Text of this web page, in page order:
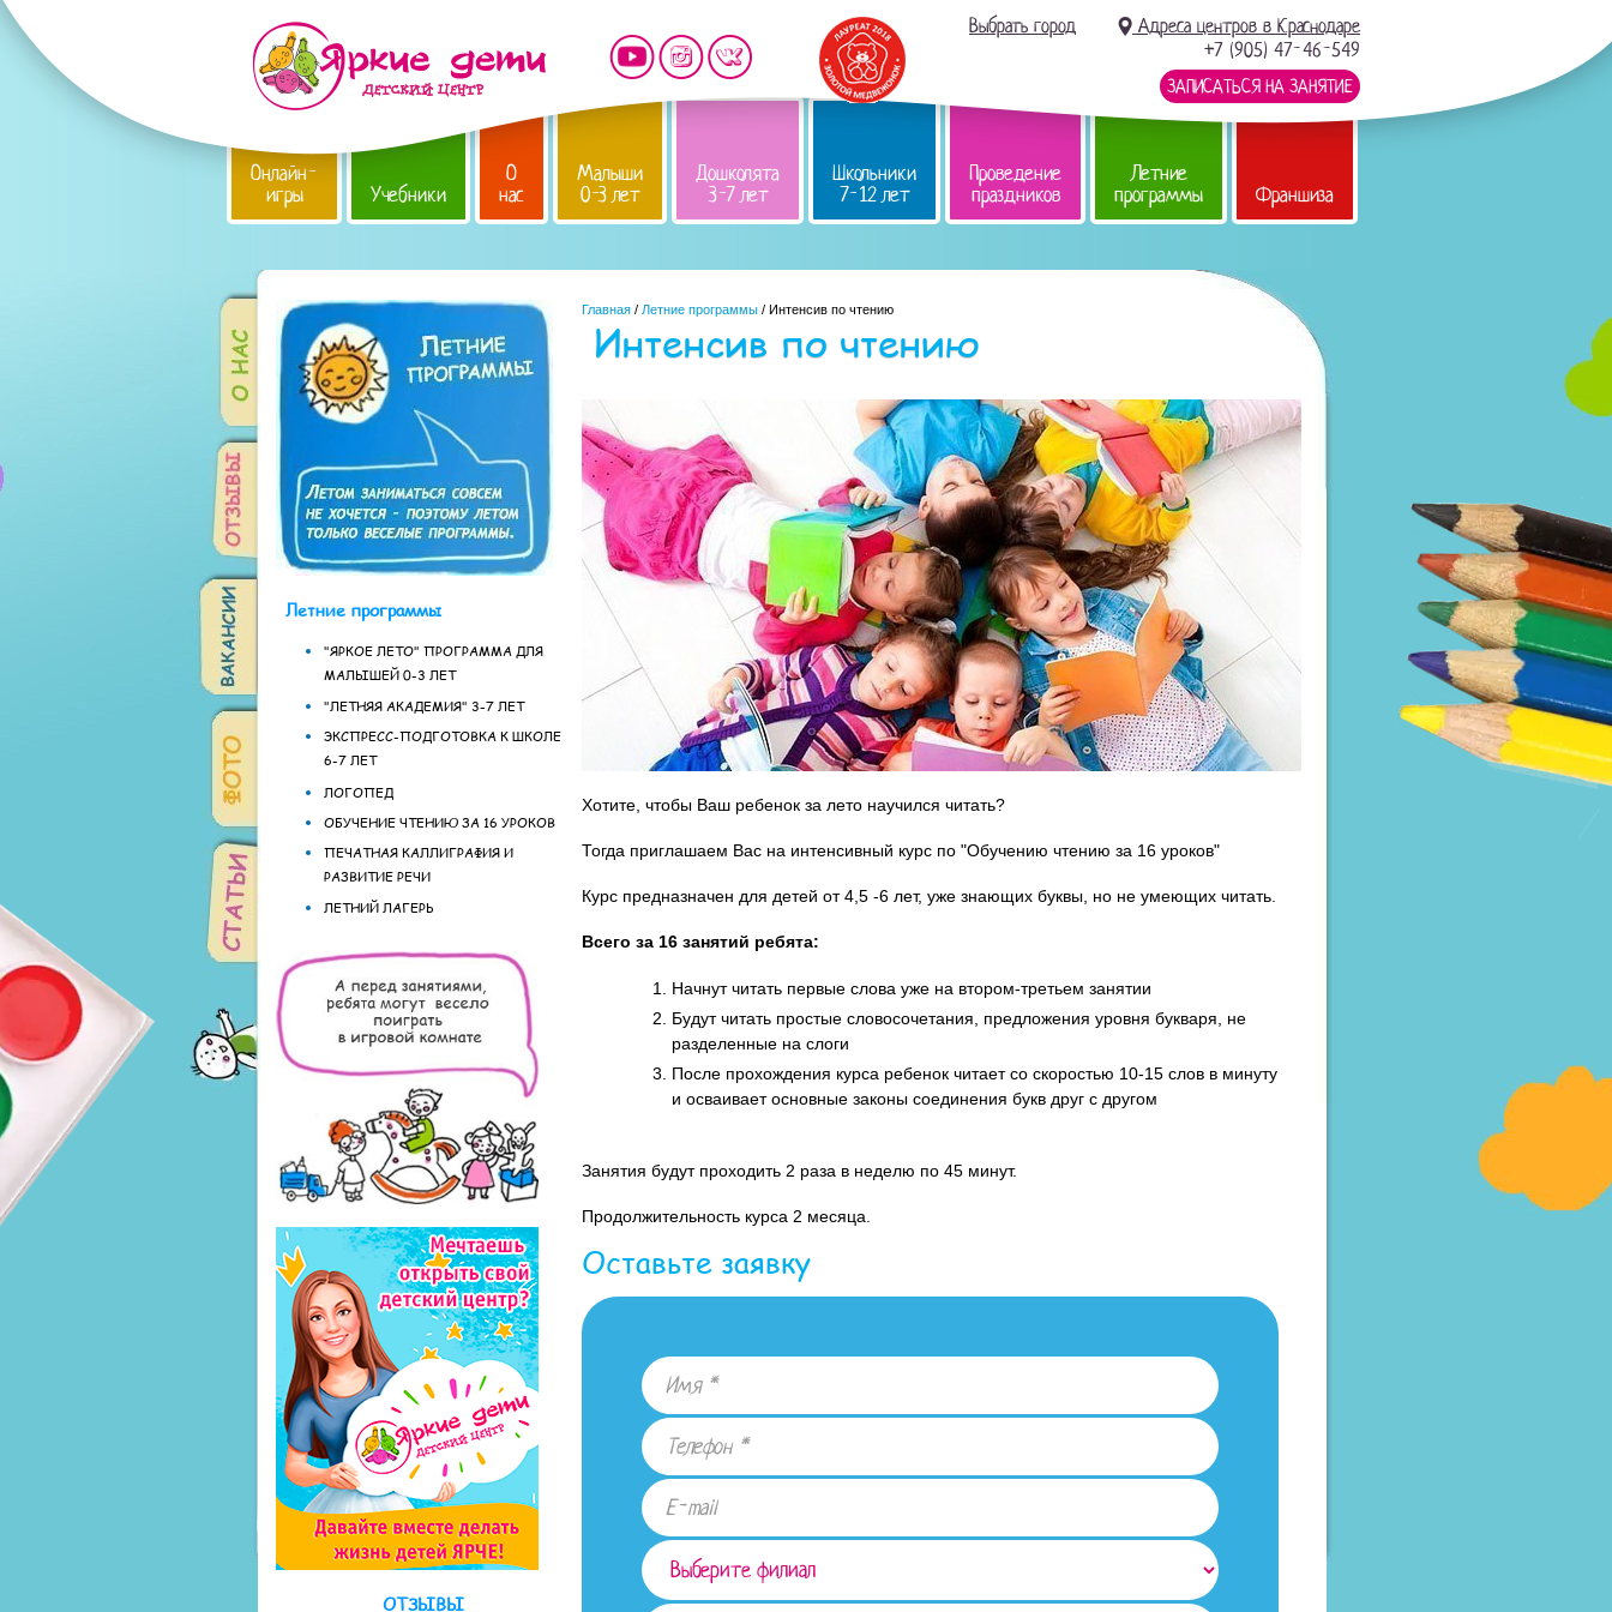
Выбрать город
Адреса центров в Краснодаре
+7 (905) 47-46-549
ЗАПИСАТЬСЯ НА ЗАНЯТИЕ
Онлайн-
игры Учебники
О
нас
Малыши
0-3 лет
Дошколята
3-7 лет
Школьники
7-12 лет
Проведение
праздников
Летние
программы Франшиза
Летние программы
"ЯРКОЕ ЛЕТО" ПРОГРАММА ДЛЯ
МАЛЫШЕЙ 0-3 ЛЕТ
"ЛЕТНЯЯ АКАДЕМИЯ" 3-7 ЛЕТ
ЭКСПРЕСС-ПОДГОТОВКА К ШКОЛЕ
6-7 ЛЕТ
ЛОГОПЕД
ОБУЧЕНИЕ ЧТЕНИЮ ЗА 16 УРОКОВ
ПЕЧАТНАЯ КАЛЛИГРАФИЯ И
РАЗВИТИЕ РЕЧИ
ЛЕТНИЙ ЛАГЕРЬ
ОТЗЫВЫ
Главная / Летние программы / Интенсив по чтению
Интенсив по чтению
Хотите, чтобы Ваш ребенок за лето научился читать?
Тогда приглашаем Вас на интенсивный курс по "Обучению чтению за 16 уроков"
Курс предназначен для детей от 4,5 -6 лет, уже знающих буквы, но не умеющих читать.
Всего за 16 занятий ребята:
Начнут читать первые слова уже на втором-третьем занятии
Будут читать простые словосочетания, предложения уровня букваря, не
разделенные на слоги
После прохождения курса ребенок читает со скоростью 10-15 слов в минуту
и осваивает основные законы соединения букв друг с другом
Занятия будут проходить 2 раза в неделю по 45 минут.
Продолжительность курса 2 месяца.
Оставьте заявку